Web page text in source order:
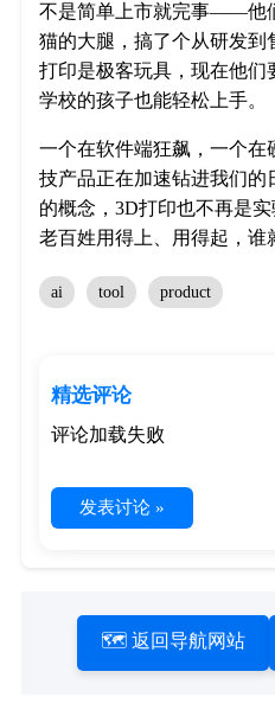
不是简单上市就完事——他
猫的大腿，搞了个从研发到
打印是极客玩具，现在他们
学校的孩子也能轻松上手。
一个在软件端狂飙，一个在
技产品正在加速钻进我们的
的概念，3D打印也不再是
老百姓用得上、用得起，谁
ai tool product
精选评论
评论加载失败
发表讨论 »
🗺️ 返回导航网站